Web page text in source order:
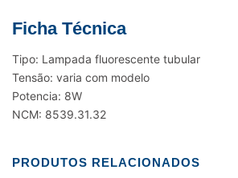
Ficha Técnica
Tipo: Lampada fluorescente tubular
Tensão: varia com modelo
Potencia: 8W
NCM: 8539.31.32
PRODUTOS RELACIONADOS